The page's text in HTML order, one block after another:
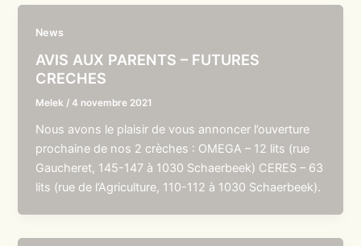
News
AVIS AUX PARENTS – FUTURES
CRECHES
Melek /4 novembre 2021
Nous avons le plaisir de vous annoncer l’ouverture
prochaine de nos 2 crèches : OMEGA – 12 lits (rue
Gaucheret, 145-147 à 1030 Schaerbeek) CERES – 63
lits (rue de l’Agriculture, 110-112 à 1030 Schaerbeek).